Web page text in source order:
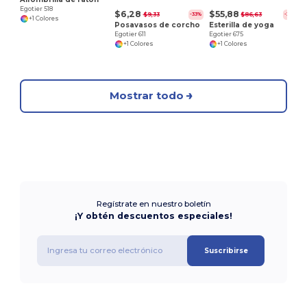
Egotier 518
+1 Colores
$6,28 $9,33 -33%
Posavasos de corcho
Egotier 611
+1 Colores
$55,88 $86,63 -35%
Esterilla de yoga
Egotier 675
+1 Colores
Mostrar todo
Regístrate en nuestro boletín
¡Y obtén descuentos especiales!
Suscribirse